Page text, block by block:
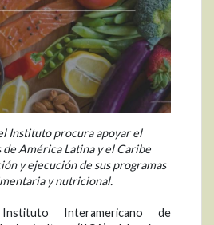
Instituto procura apoyar el
de América Latina y el Caribe
y ejecución de sus programas
y nutricional.
Interamericano de